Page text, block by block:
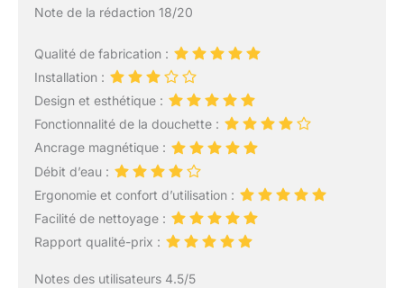
Note de la rédaction 18/20
Qualité de fabrication :
Installation :
Design et esthétique :
Fonctionnalité de la douchette :
Ancrage magnétique :
Débit d’eau :
Ergonomie et confort d’utilisation :
Facilité de nettoyage :
Rapport qualité-prix :
Notes des utilisateurs 4.5/5